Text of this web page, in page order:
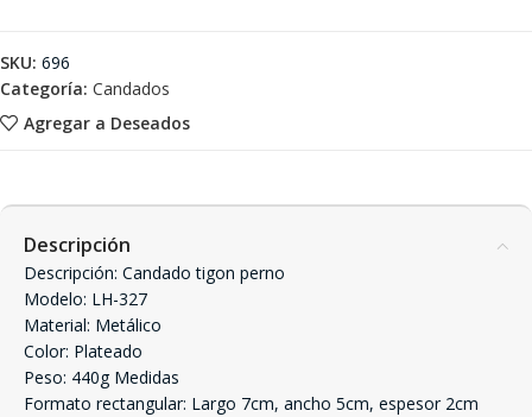
Agregar a Deseados
SKU: 696
Categoría: Candados
Descripción
Descripción: Candado tigon perno
Modelo: LH-327
Material: Metálico
Color: Plateado
Peso: 440g Medidas
Formato rectangular: Largo 7cm, ancho 5cm, espesor 2cm